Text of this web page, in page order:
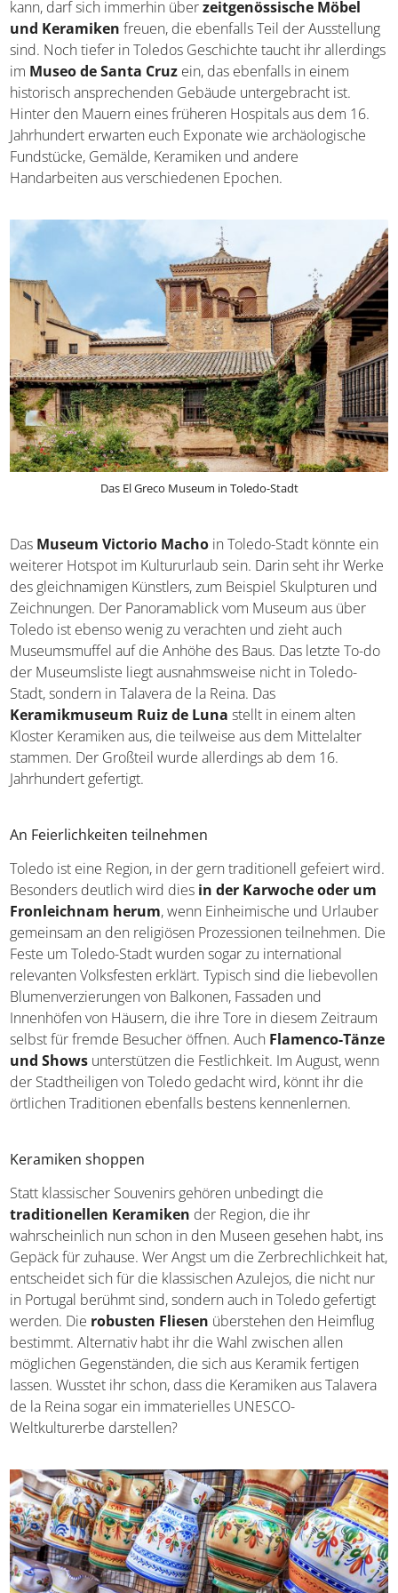
besichtigen. Schon die Fassaden der Häuser aus dem 16.
bis 20. Jahrhundert sind ein Highlight für sich. Wer mit El
Greco nicht viel anfangen kann, darf sich immerhin über
zeitgenössische Möbel und Keramikenfreuen, die
ebenfalls Teil der Ausstellung sind. Noch tiefer in Toledos
Geschichte taucht ihr allerdings imMuseo de Santa
Cruzein, das ebenfalls in einem historisch
ansprechenden Gebäude untergebracht ist. Hinter den
Mauern eines früheren Hospitals aus dem 16.
Fundstücke, Gemälde, Keramiken und andere
Handarbeiten aus verschiedenen Epochen.
Das El Greco Museum in Toledo-Stadt
DasMuseum Victorio Machoin Toledo-Stadt könnte
ein weiterer Hotspot im Kultururlaub sein. Darin seht ihr
Werke des gleichnamigen Künstlers, zum Beispiel
Skulpturen und Zeichnungen. Der Panoramablick vom
Museum aus über Toledo ist ebenso wenig zu verachten
und zieht auch Museumsmuffel auf die Anhöhe des Baus.
Das letzte To-do der Museumsliste liegt ausnahmsweise
nicht in Toledo-Stadt, sondern in Talavera de la Reina. Das
Keramikmuseum Ruiz de Lunastellt in einem alten
Kloster Keramiken aus, die teilweise aus dem Mittelalter
Jahrhundert gefertigt.
An Feierlichkeiten teilnehmen
Toledo ist eine Region, in der gern traditionell gefeiert
wird. Besonders deutlich wird diesin der Karwoche
oder um Fronleichnam herum, wenn Einheimische
und Urlauber gemeinsam an den religiösen Prozessionen
teilnehmen. Die Feste um Toledo-Stadt wurden sogar zu
international relevanten Volksfesten erklärt. Typisch sind
die liebevollen Blumenverzierungen von Balkonen,
Fassaden und Innenhöfen von Häusern, die ihre Tore in
diesem Zeitraum selbst für fremde Besucher öffnen.
AuchFlamenco-Tänze und Showsunterstützen die
Toledo gedacht wird, könnt ihr die örtlichen Traditionen
Keramiken shoppen
Statt klassischer Souvenirs gehören unbedingt die
traditionellen Keramikender Region, die ihr
wahrscheinlich nun schon in den Museen gesehen habt,
ins Gepäck für zuhause. Wer Angst um die
Zerbrechlichkeit hat, entscheidet sich für die klassischen
Azulejos, die nicht nur in Portugal berühmt sind, sondern
auch in Toledo gefertigt werden. Dierobusten Fliesen
überstehen den Heimflug bestimmt. Alternativ habt ihr
die Wahl zwischen allen möglichen Gegenständen, die
die Keramiken aus Talavera de la Reina sogar ein
immaterielles UNESCO-Weltkulturerbe darstellen?